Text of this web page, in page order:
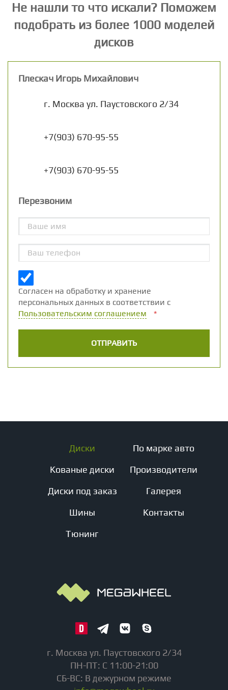
Не нашли то что искали? Поможем
подобрать из более 1000 моделей
дисков
Плескач Игорь Михайлович
г. Москва ул. Паустовского 2/34
+7(903) 670-95-55
+7(903) 670-95-55
Перезвоним
Согласен на обработку и хранение
персональных данных в соответствии с
Пользовательским соглашением
*
Диски
Кованые диски
Диски под заказ
Шины
Тюнинг
По марке авто
Производители
Галерея
Контакты
г. Москва ул. Паустовского 2/34
ПН-ПТ: С 11:00-21:00
СБ-ВС: В дежурном режиме